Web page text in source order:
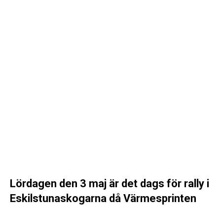
Lördagen den 3 maj är det dags för rally i
Eskilstunaskogarna då Värmesprinten